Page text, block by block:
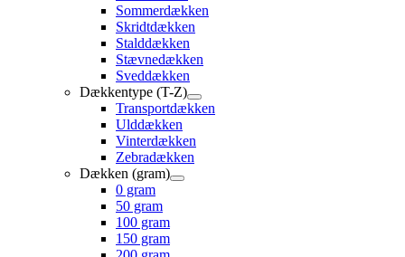
Sommerdækken
Skridtdækken
Stalddækken
Stævnedækken
Sveddækken
Dækkentype (T-Z)
Transportdækken
Ulddækken
Vinterdækken
Zebradækken
Dækken (gram)
0 gram
50 gram
100 gram
150 gram